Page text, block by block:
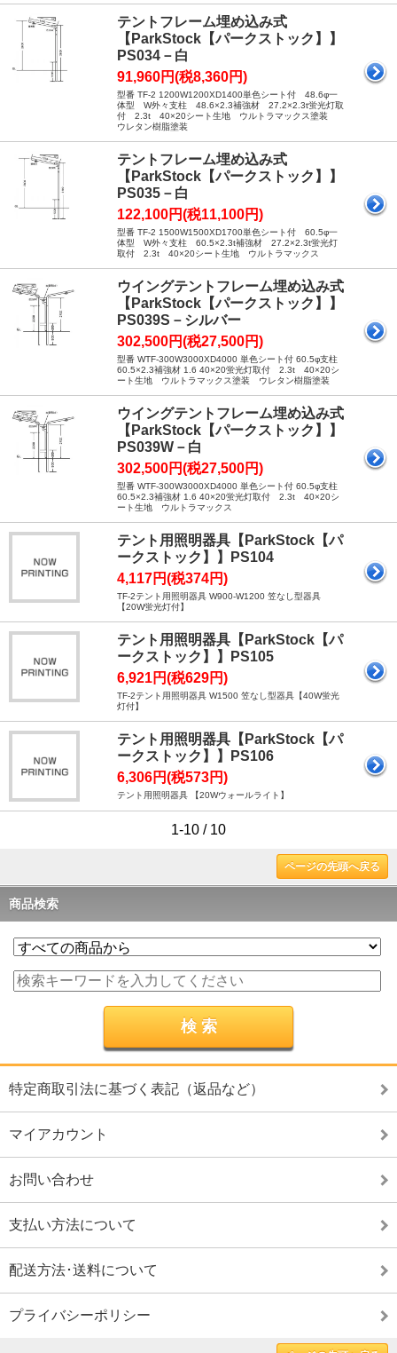
テントフレーム埋め込み式
【ParkStock【パークストック】】
PS034－白
91,960円(税8,360円)
型番 TF-2 1200W1200XD1400単色シート付 48.6φ一
体型 W外々支柱 48.6×2.3補強材 27.2×2.3t蛍光灯取
付 2.3t 40×20シート生地 ウルトラマックス塗装
ウレタン樹脂塗装
テントフレーム埋め込み式
【ParkStock【パークストック】】
PS035－白
122,100円(税11,100円)
型番 TF-2 1500W1500XD1700単色シート付 60.5φ一
体型 W外々支柱 60.5×2.3t補強材 27.2×2.3t蛍光灯
取付 2.3t 40×20シート生地 ウルトラマックス
ウイングテントフレーム埋め込み式
【ParkStock【パークストック】】
PS039S－シルバー
302,500円(税27,500円)
型番 WTF-300W3000XD4000 単色シート付 60.5φ支柱
60.5×2.3補強材 1.6 40×20蛍光灯取付 2.3t 40×20シ
ート生地 ウルトラマックス塗装 ウレタン樹脂塗装
ウイングテントフレーム埋め込み式
【ParkStock【パークストック】】
PS039W－白
302,500円(税27,500円)
型番 WTF-300W3000XD4000 単色シート付 60.5φ支柱
60.5×2.3補強材 1.6 40×20蛍光灯取付 2.3t 40×20シ
ート生地 ウルトラマックス
テント用照明器具【ParkStock【パ
ークストック】】PS104
4,117円(税374円)
TF-2テント用照明器具 W900-W1200 笠なし型器具
【20W蛍光灯付】
テント用照明器具【ParkStock【パ
ークストック】】PS105
6,921円(税629円)
TF-2テント用照明器具 W1500 笠なし型器具【40W蛍光
灯付】
テント用照明器具【ParkStock【パ
ークストック】】PS106
6,306円(税573円)
テント用照明器具 【20Wウォールライト】
1-10 / 10
ページの先頭へ戻る
商品検索
特定商取引法に基づく表記（返品など）
マイアカウント
お問い合わせ
支払い方法について
配送方法･送料について
プライバシーポリシー